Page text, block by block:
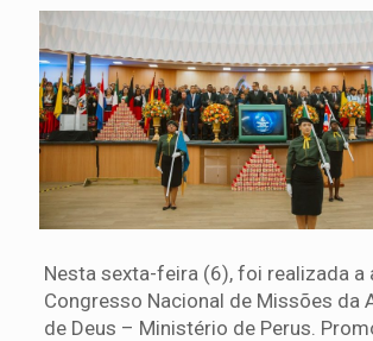
Nesta sexta-feira (6), foi realizada a
Congresso Nacional de Missões da
de Deus – Ministério de Perus.